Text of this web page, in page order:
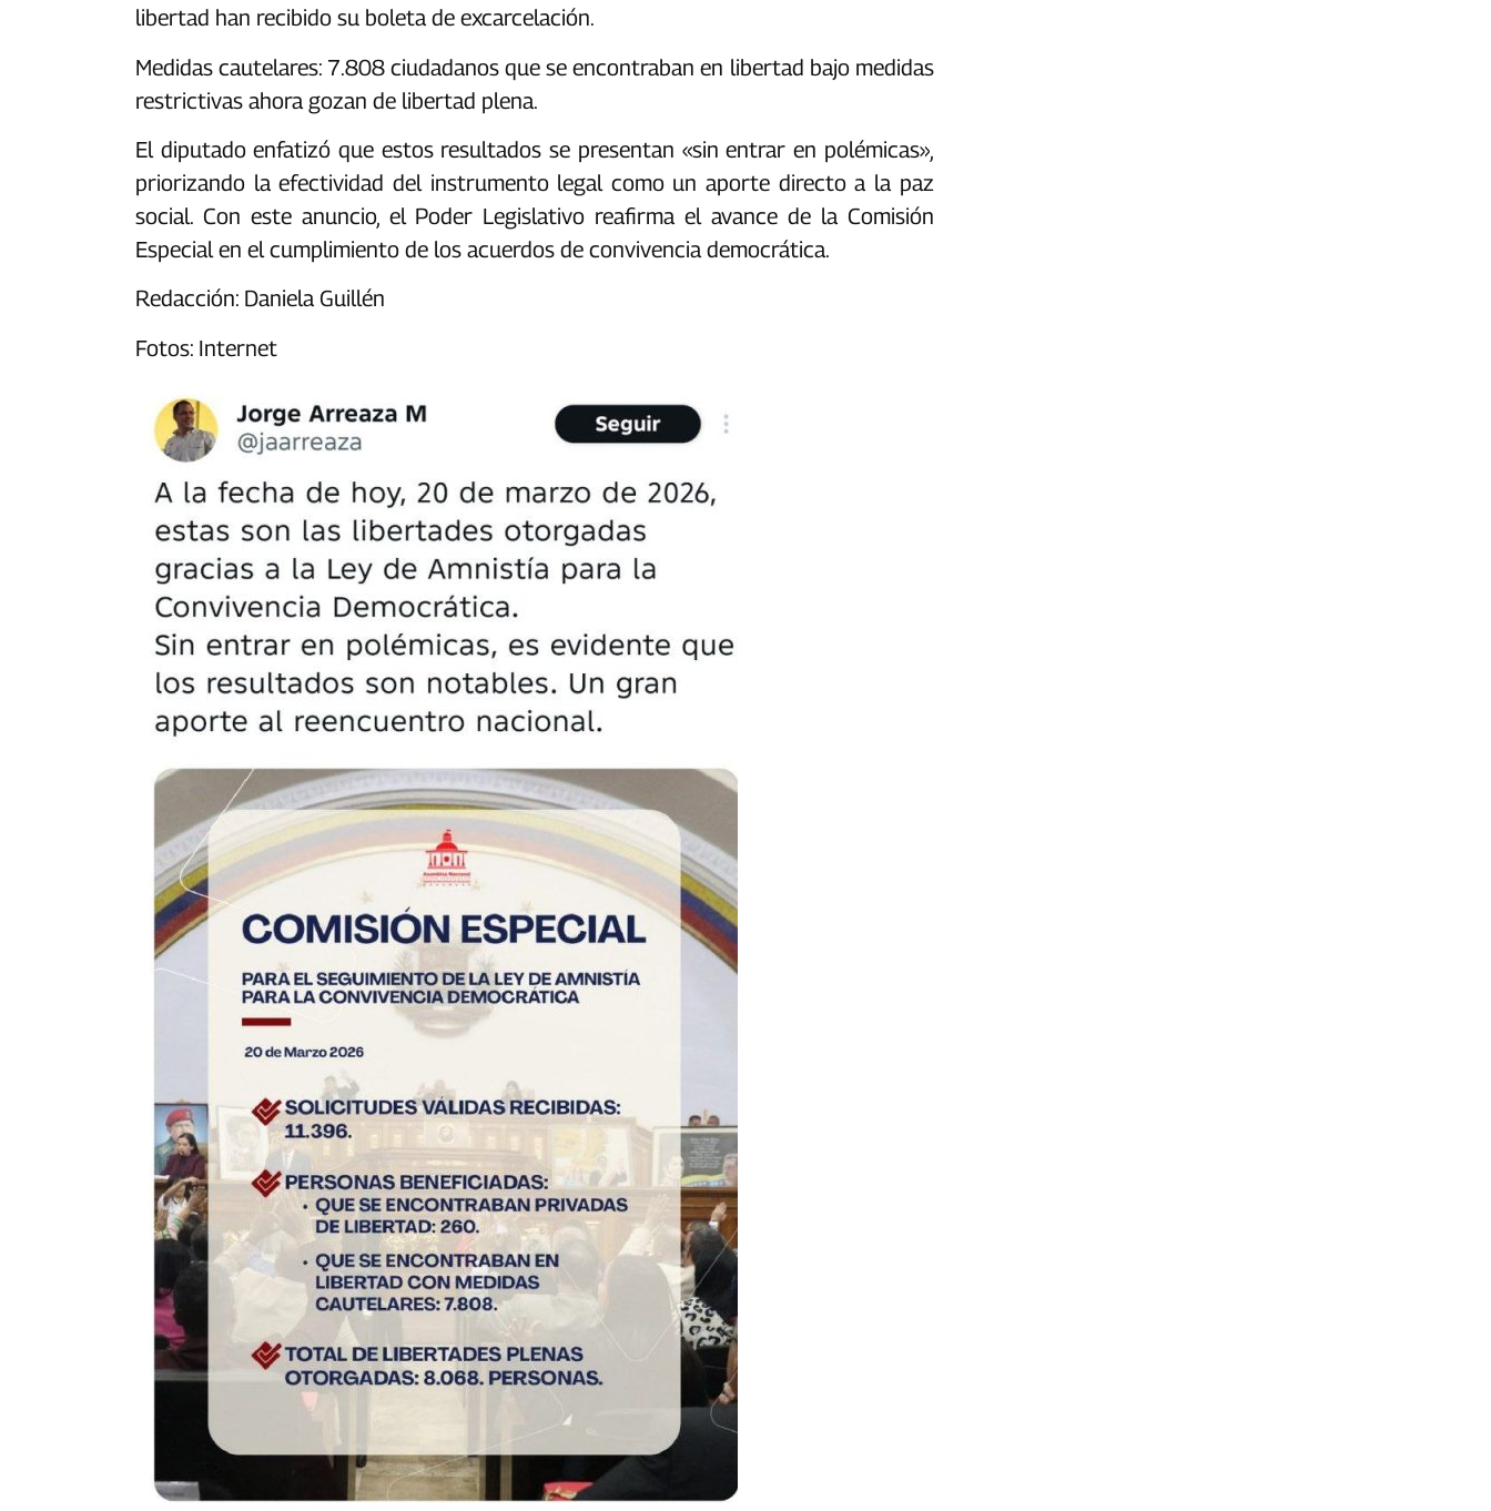
libertad han recibido su boleta de excarcelación.‎
Medidas cautelares: 7.808 ciudadanos que se encontraban en libertad bajo medidas
restrictivas ahora gozan de libertad plena.‎‎
El diputado enfatizó que estos resultados se presentan «sin entrar en polémicas»,
priorizando la efectividad del instrumento legal como un aporte directo a la paz
social. Con este anuncio, el Poder Legislativo reafirma el avance de la Comisión
Especial en el cumplimiento de los acuerdos de convivencia democrática.
Redacción: Daniela Guillén
Fotos: Internet